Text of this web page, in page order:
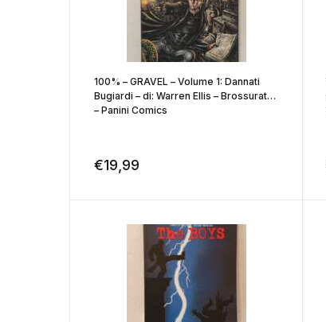
100% – GRAVEL – Volume 1: Dannati
Bugiardi – di: Warren Ellis – Brossurato
– Panini Comics
€19,99